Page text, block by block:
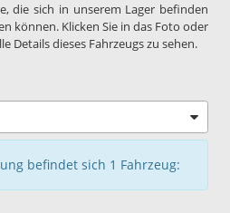
die sich in unserem Lager befinden
können. Klicken Sie in das Foto oder
Details dieses Fahrzeugs zu sehen.
befindet sich 1 Fahrzeug: